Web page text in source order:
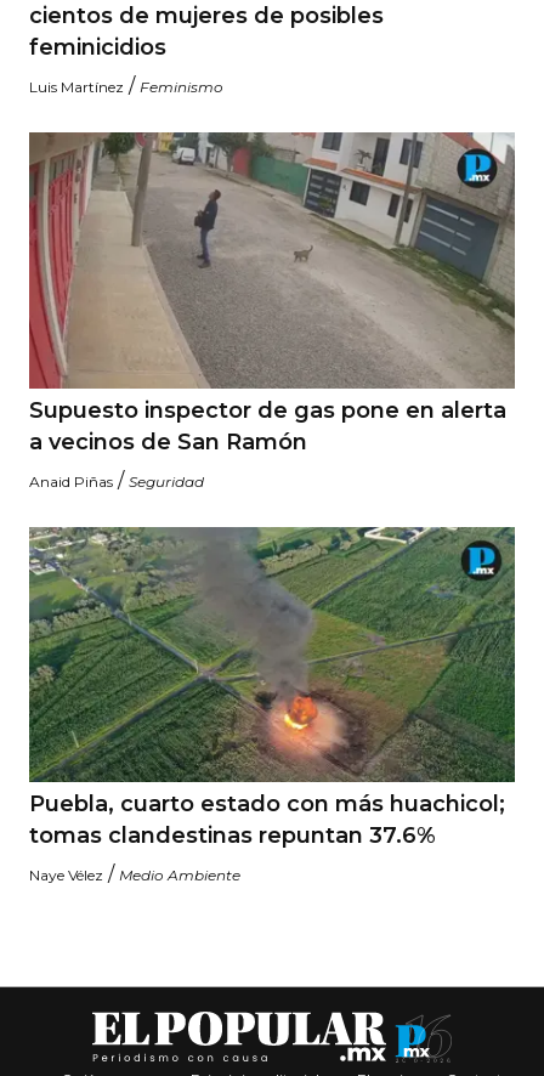
cientos de mujeres de posibles
feminicidios
Luis Martínez / Feminismo
Supuesto inspector de gas pone en alerta
a vecinos de San Ramón
Anaid Piñas / Seguridad
Puebla, cuarto estado con más huachicol;
tomas clandestinas repuntan 37.6%
Naye Vélez / Medio Ambiente